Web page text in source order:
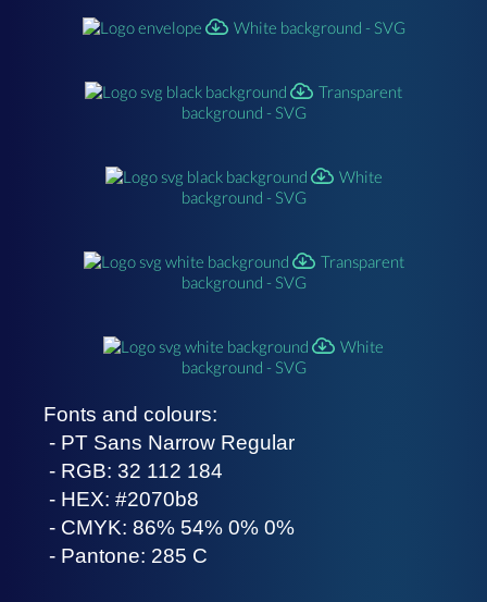
White background - SVG
Transparent
background - SVG
White
background - SVG
Transparent
background - SVG
White
background - SVG
Fonts and colours:
- PT Sans Narrow Regular
- RGB: 32 112 184
- HEX: #2070b8
- CMYK: 86% 54% 0% 0%
- Pantone: 285 C